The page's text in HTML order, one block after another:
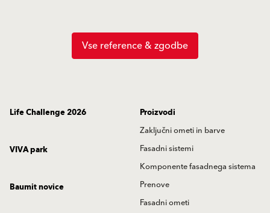
Vse reference & zgodbe
Life Challenge 2026
Proizvodi
Zaključni ometi in barve
Fasadni sistemi
Komponente fasadnega sistema
Prenove
Fasadni ometi
VIVA park
Baumit novice